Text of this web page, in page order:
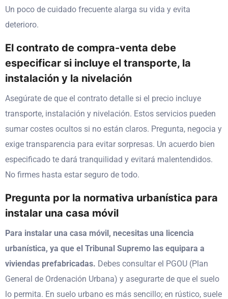
Un poco de cuidado frecuente alarga su vida y evita
deterioro.
El contrato de compra-venta debe
especificar si incluye el transporte, la
instalación y la nivelación
Asegúrate de que el contrato detalle si el precio incluye
transporte, instalación y nivelación. Estos servicios pueden
sumar costes ocultos si no están claros. Pregunta, negocia y
exige transparencia para evitar sorpresas. Un acuerdo bien
especificado te dará tranquilidad y evitará malentendidos.
No firmes hasta estar seguro de todo.
Pregunta por la normativa urbanística para
instalar una casa móvil
Para instalar una casa móvil, necesitas una licencia
urbanística, ya que el Tribunal Supremo las equipara a
viviendas prefabricadas. Debes consultar el PGOU (Plan
General de Ordenación Urbana) y asegurarte de que el suelo
lo permita. En suelo urbano es más sencillo; en rústico, suele